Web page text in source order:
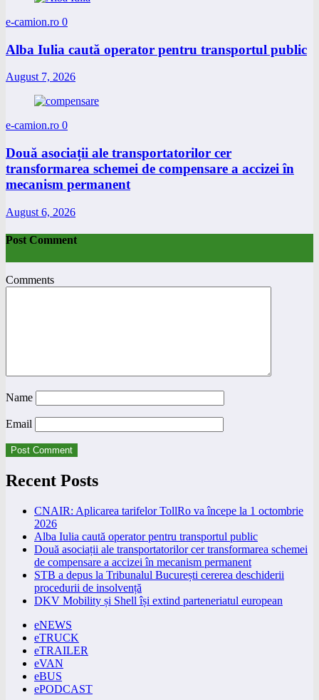
e-camion.ro 0
Alba Iulia caută operator pentru transportul public
August 7, 2026
e-camion.ro 0
Două asociații ale transportatorilor cer
transformarea schemei de compensare a accizei în
mecanism permanent
August 6, 2026
Post Comment
Comments
Name
Email
Recent Posts
CNAIR: Aplicarea tarifelor TollRo va începe la 1 octombrie
2026
Alba Iulia caută operator pentru transportul public
Două asociații ale transportatorilor cer transformarea schemei
de compensare a accizei în mecanism permanent
STB a depus la Tribunalul București cererea deschiderii
procedurii de insolvență
DKV Mobility și Shell își extind parteneriatul european
eNEWS
eTRUCK
eTRAILER
eVAN
eBUS
ePODCAST